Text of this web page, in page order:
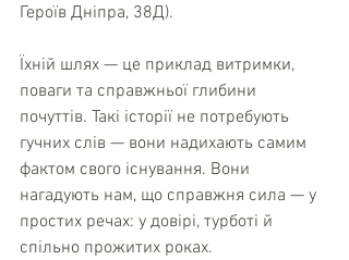
Героїв Дніпра, 38Д).
Їхній шлях — це приклад витримки,
поваги та справжньої глибини
почуттів. Такі історії не потребують
гучних слів — вони надихають самим
фактом свого існування. Вони
нагадують нам, що справжня сила — у
простих речах: у довірі, турботі й
спільно прожитих роках.